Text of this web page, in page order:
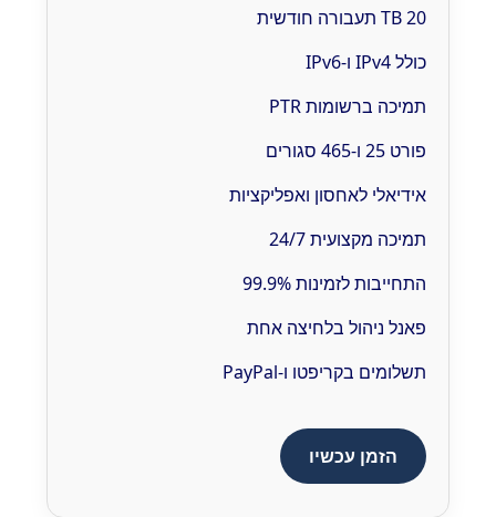
20 TB תעבורה חודשית
כולל IPv4 ו-IPv6
תמיכה ברשומות PTR
פורט 25 ו-465 סגורים
אידיאלי לאחסון ואפליקציות
תמיכה מקצועית 24/7
התחייבות לזמינות 99.9%
פאנל ניהול בלחיצה אחת
תשלומים בקריפטו ו-PayPal
הזמן עכשיו